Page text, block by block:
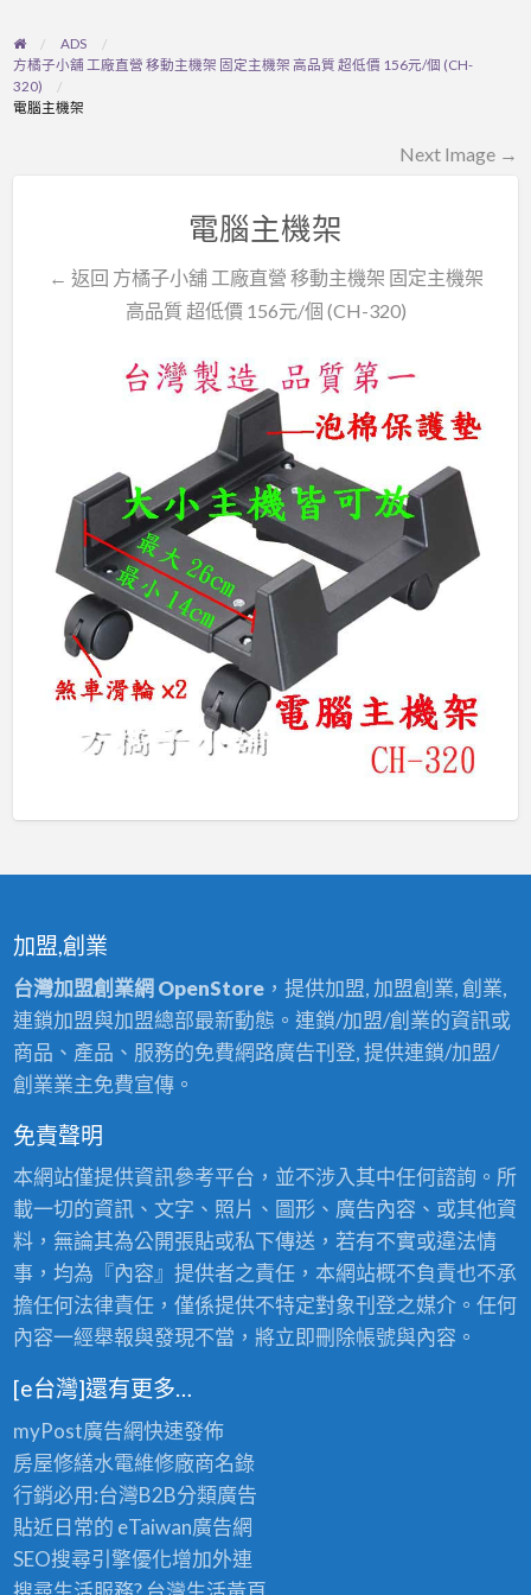
ADS
方橘子小舖 工廠直營 移動主機架 固定主機架 高品質 超低價 156元/個 (CH-
320)
電腦主機架
Next Image →
電腦主機架
← 返回 方橘子小舖 工廠直營 移動主機架 固定主機架
高品質 超低價 156元/個 (CH-320)
加盟,創業
台灣加盟創業網 OpenStore，提供加盟, 加盟創業, 創業,
連鎖加盟與加盟總部最新動態。連鎖/加盟/創業的資訊或
商品、產品、服務的免費網路廣告刊登, 提供連鎖/加盟/
創業業主免費宣傳。
免責聲明
本網站僅提供資訊參考平台，並不涉入其中任何諮詢。所
載一切的資訊、文字、照片、圖形、廣告內容、或其他資
料，無論其為公開張貼或私下傳送，若有不實或違法情
事，均為『內容』提供者之責任，本網站概不負責也不承
擔任何法律責任，僅係提供不特定對象刊登之媒介。任何
內容一經舉報與發現不當，將立即刪除帳號與內容。
[e台灣]還有更多…
myPost廣告網快速發佈
房屋修繕水電維修廠商名錄
行銷必用:台灣B2B分類廣告
貼近日常的 eTaiwan廣告網
SEO搜尋引擎優化增加外連